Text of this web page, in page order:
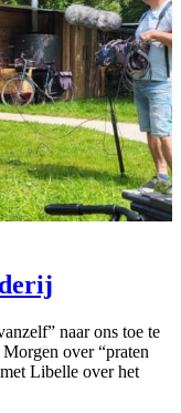
naar ons toe te
over “praten
Libelle over het